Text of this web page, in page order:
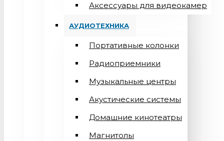
Аксессуары для видеокамер
АУДИОТЕХНИКА
Портативные колонки
Радиоприемники
Музыкальные центры
Акустические системы
Домашние кинотеатры
Магнитолы